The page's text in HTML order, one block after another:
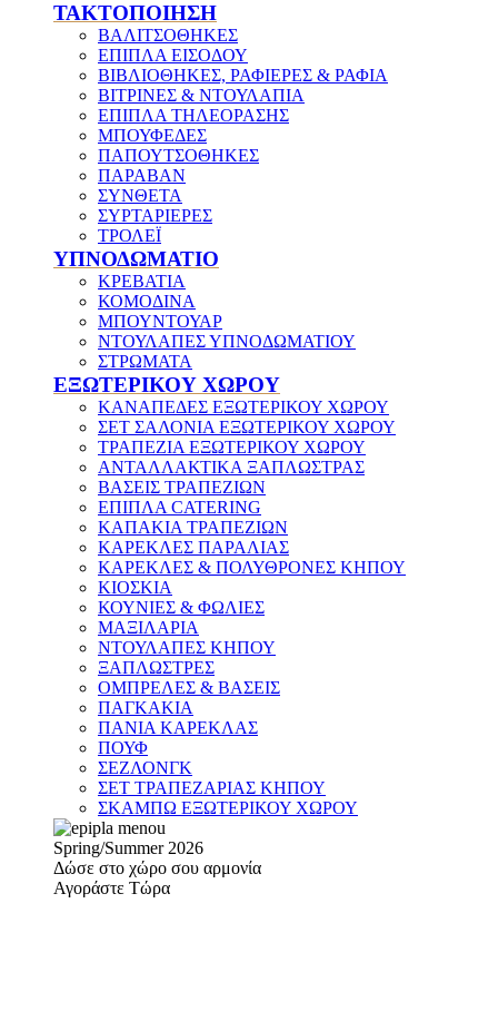
ΤΑΚΤΟΠΟΙΗΣΗ
ΒΑΛΙΤΣΟΘΗΚΕΣ
ΕΠΙΠΛΑ ΕΙΣΟΔΟΥ
ΒΙΒΛΙΟΘΗΚΕΣ, ΡΑΦΙΕΡΕΣ & ΡΑΦΙΑ
ΒΙΤΡΙΝΕΣ & ΝΤΟΥΛΑΠΙΑ
ΕΠΙΠΛΑ ΤΗΛΕΟΡΑΣΗΣ
ΜΠΟΥΦΕΔΕΣ
ΠΑΠΟΥΤΣΟΘΗΚΕΣ
ΠΑΡΑΒΑΝ
ΣΥΝΘΕΤΑ
ΣΥΡΤΑΡΙΕΡΕΣ
ΤΡΟΛΕΪ
ΥΠΝΟΔΩΜΑΤΙΟ
ΚΡΕΒΑΤΙΑ
ΚΟΜΟΔΙΝΑ
ΜΠΟΥΝΤΟΥΑΡ
ΝΤΟΥΛΑΠΕΣ ΥΠΝΟΔΩΜΑΤΙΟΥ
ΣΤΡΩΜΑΤΑ
ΕΞΩΤΕΡΙΚΟΥ ΧΩΡΟΥ
ΚΑΝΑΠΕΔΕΣ ΕΞΩΤΕΡΙΚΟΥ ΧΩΡΟΥ
ΣΕΤ ΣΑΛΟΝΙΑ ΕΞΩΤΕΡΙΚΟΥ ΧΩΡΟΥ
ΤΡΑΠΕΖΙΑ ΕΞΩΤΕΡΙΚΟΥ ΧΩΡΟΥ
ΑΝΤΑΛΛΑΚΤΙΚΑ ΞΑΠΛΩΣΤΡΑΣ
ΒΑΣΕΙΣ ΤΡΑΠΕΖΙΩΝ
ΕΠΙΠΛΑ CATERING
ΚΑΠΑΚΙΑ ΤΡΑΠΕΖΙΩΝ
ΚΑΡΕΚΛΕΣ ΠΑΡΑΛΙΑΣ
ΚΑΡΕΚΛΕΣ & ΠΟΛΥΘΡΟΝΕΣ ΚΗΠΟΥ
ΚΙΟΣΚΙΑ
ΚΟΥΝΙΕΣ & ΦΩΛΙΕΣ
ΜΑΞΙΛΑΡΙΑ
ΝΤΟΥΛΑΠΕΣ ΚΗΠΟΥ
ΞΑΠΛΩΣΤΡΕΣ
ΟΜΠΡΕΛΕΣ & ΒΑΣΕΙΣ
ΠΑΓΚΑΚΙΑ
ΠΑΝΙΑ ΚΑΡΕΚΛΑΣ
ΠΟΥΦ
ΣΕΖΛΟΝΓΚ
ΣΕΤ ΤΡΑΠΕΖΑΡΙΑΣ ΚΗΠΟΥ
ΣΚΑΜΠΩ ΕΞΩΤΕΡΙΚΟΥ ΧΩΡΟΥ
Spring/Summer 2026
Δώσε στο χώρο σου αρμονία
Αγοράστε Τώρα